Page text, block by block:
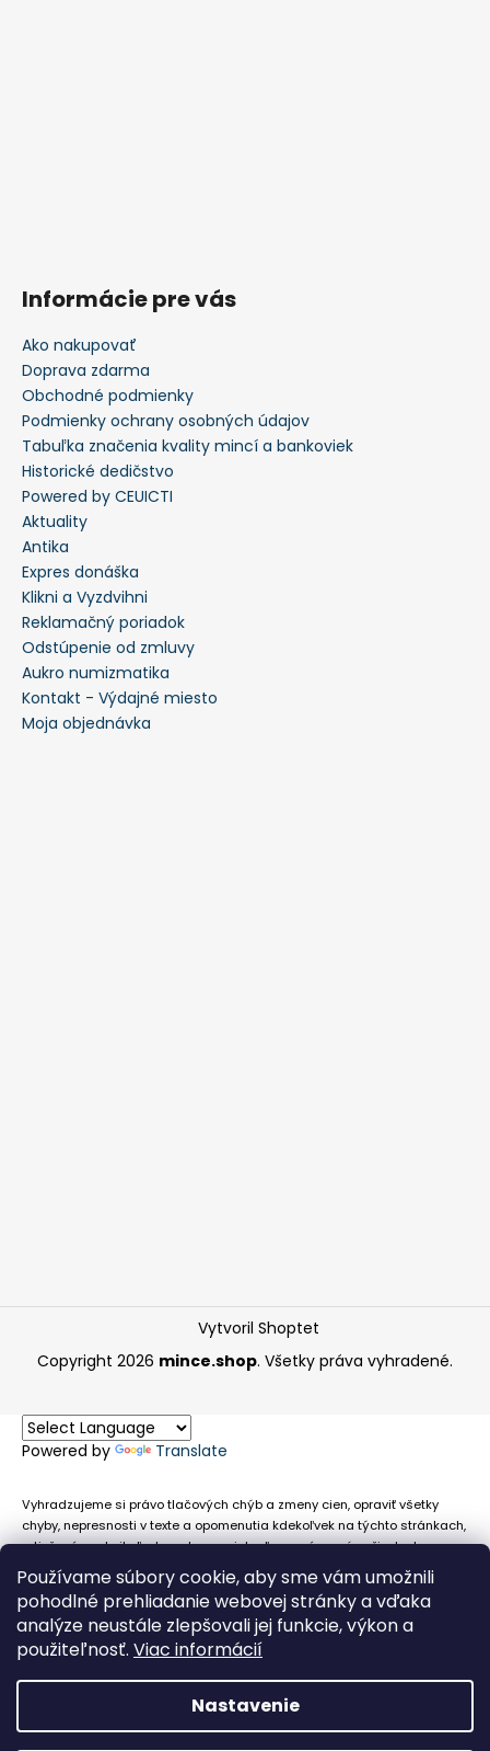
Používame súbory cookie, aby sme vám umožnili
pohodlné prehliadanie webovej stránky a vďaka
analýze neustále zlepšovali jej funkcie, výkon a
použiteľnosť. Viac informácií
Nastavenie
Informácie pre vás
Ako nakupovať
Doprava zdarma
Obchodné podmienky
Podmienky ochrany osobných údajov
Tabuľka značenia kvality mincí a bankoviek
Historické dedičstvo
Powered by CEUICTI
Aktuality
Antika
Expres donáška
Klikni a Vyzdvihni
Reklamačný poriadok
Odstúpenie od zmluvy
Aukro numizmatika
Kontakt - Výdajné miesto
Moja objednávka
Vytvoril Shoptet
Copyright 2026 mince.shop. Všetky práva vyhradené.
Powered by Translate
Vyhradzujeme si právo tlačových chýb a zmeny cien, opraviť všetky
chyby, nepresnosti v texte a opomenutia kdekoľvek na týchto stránkach,
a tiež právo akejkoľvek osobe zamietnuť neoprávnenú požiadavku na
chybne uvedený text. Na stránkach sa môžu vyskytnúť technické
nepresnosti a typografické chyby alebo opomenutia v súvislosti s
informáciami zobrazenými na týchto stránkach, nevyplýva nám žiadna
povinnosť ani zodpovednosť v prípade, že sa spoliehajú na nepresné
informácie poskytované na týchto stránkach.